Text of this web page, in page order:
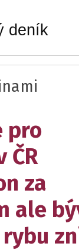
deník
pro
ČR
za
ale